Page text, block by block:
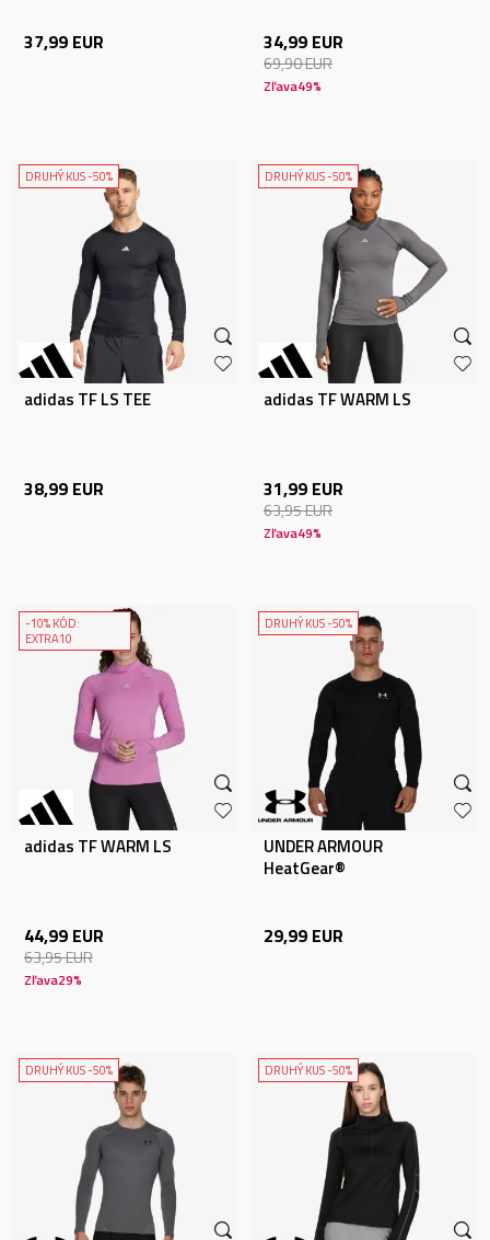
37,99 EUR 34,99 EUR
69,90EUR
Zľava49%
DRUHÝ KUS -50%
adidas TF LS TEE
38,99 EUR
DRUHÝ KUS -50%
adidas TF WARM LS
31,99 EUR
63,95EUR
Zľava49%
-10% KÓD:
EXTRA10
adidas TF WARM LS
44,99 EUR
63,95EUR
Zľava29%
DRUHÝ KUS -50%
UNDER ARMOUR
HeatGear®
29,99 EUR
DRUHÝ KUS -50% DRUHÝ KUS -50%